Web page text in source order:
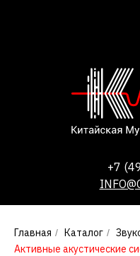
+7
Главная / Каталог /
Активные акустические